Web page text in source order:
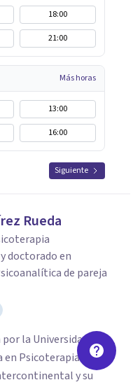
18:00
21:00
Más horas
13:00
16:00
Siguiente
Rueda
doctorado en
de pareja
la Universidad
en Psicoterapia
y su